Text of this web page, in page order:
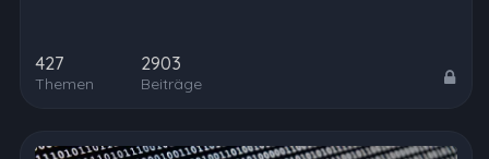
427
Themen
2903
Beiträge